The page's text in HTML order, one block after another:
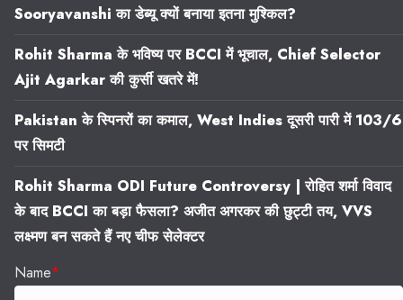
Sooryavanshi का डेब्यू क्यों बनाया इतना मुश्किल?
Rohit Sharma के भविष्य पर BCCI में भूचाल, Chief Selector
Ajit Agarkar की कुर्सी खतरे में!
Pakistan के स्पिनरों का कमाल, West Indies दूसरी पारी में 103/6
पर सिमटी
Rohit Sharma ODI Future Controversy | रोहित शर्मा विवाद
के बाद BCCI का बड़ा फैसला? अजीत अगरकर की छुट्टी तय, VVS
लक्ष्मण बन सकते हैं नए चीफ सेलेक्टर
Name*